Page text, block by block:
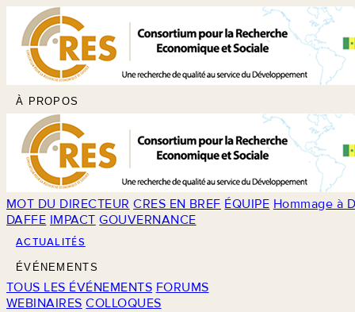
À PROPOS
MOT DU DIRECTEUR CRES EN BREF ÉQUIPE Hommage à
DAFFE IMPACT GOUVERNANCE
ACTUALITÉS
ÉVÉNEMENTS
TOUS LES ÉVÉNEMENTS FORUMS
WEBINAIRES COLLOQUES